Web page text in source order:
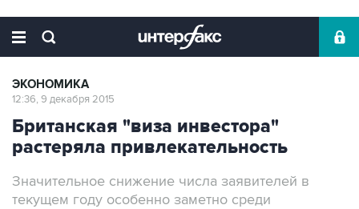
ЭКОНОМИКА
12:36, 9 декабря 2015
Британская "виза инвестора"
растеряла привлекательность
Значительное снижение числа заявителей в
текущем году особенно заметно среди